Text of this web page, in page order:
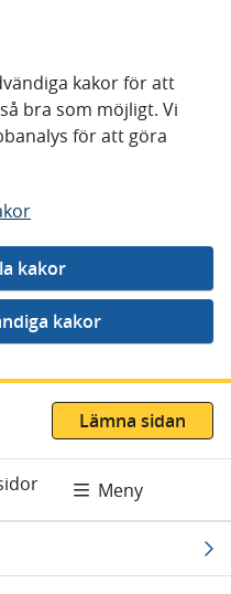
kakor för att
bra som möjligt. Vi
för att göra
Lämna sidan
Meny